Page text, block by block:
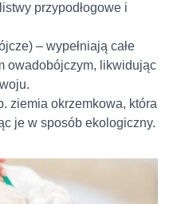
przypodłogowe i
– wypełniają całe
owadobójczym, likwidując
ziemia okrzemkowa, która
je w sposób ekologiczny.